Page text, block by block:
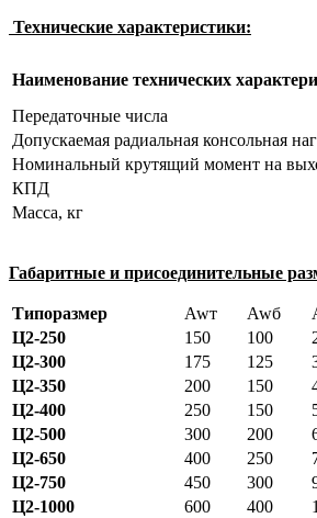
Технические характеристики:
Наименование технических
Передаточные числа
Допускаемая радиальная консольная
Номинальный крутящий момент на
КПД
Масса, кг
Габаритные и присоединительные
Типоразмер Awт Awб
Ц2-250
150 100
Ц2-300
175 125
Ц2-350
200 150
Ц2-400
250 150
Ц2-500
300 200
Ц2-650
400 250
Ц2-750
450 300
Ц2-1000
600 400